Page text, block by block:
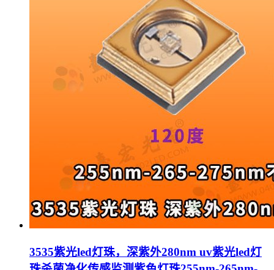
3535紫光led灯珠，深紫外280nm uv紫光led灯